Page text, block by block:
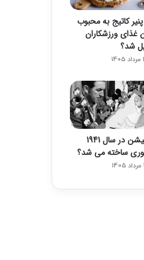
کاتیج به محبوب
غذای ورزشکاران
شد؟
انیمیشن در سال 1941
ساخته می شد؟